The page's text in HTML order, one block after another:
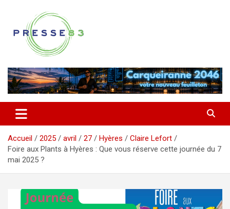
contenu
Presse 83
Accueil 2025 avril 27 Hyères
Claire Lefort
Foire aux Plants à Hyères : Que vous réserve cette journée du 7
mai 2025 ?